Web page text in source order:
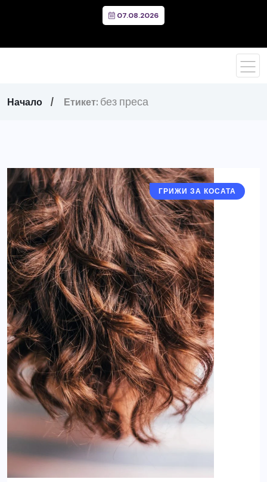
07.08.2026
Начало Етикет: без преса
ГРИЖИ ЗА КОСАТА